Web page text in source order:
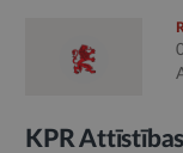
KPR